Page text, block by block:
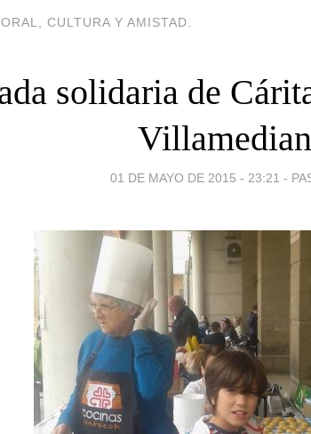
CULTURA Y AMISTAD.
solidaria de
01 DE MAYO DE 2015 - 23:21 -